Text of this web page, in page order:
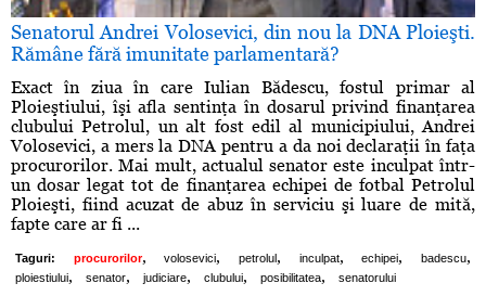
Senatorul Andrei Volosevici, din nou la DNA Ploieşti.
Rămâne fără imunitate parlamentară?
Exact în ziua în care Iulian Bădescu, fostul primar al
Ploieştiului, îşi afla sentinţa în dosarul privind finanţarea
clubului Petrolul, un alt fost edil al municipiului, Andrei
Volosevici, a mers la DNA pentru a da noi declaraţii în faţa
procurorilor. Mai mult, actualul senator este inculpat într-
un dosar legat tot de finanţarea echipei de fotbal Petrolul
Ploieşti, fiind acuzat de abuz în serviciu şi luare de mită,
fapte care ar fi ...
Taguri: procurorilor, volosevici, petrolul , inculpat, echipei, badescu,
ploiestiului, senator, judiciare, clubului, posibilitatea, senatorului